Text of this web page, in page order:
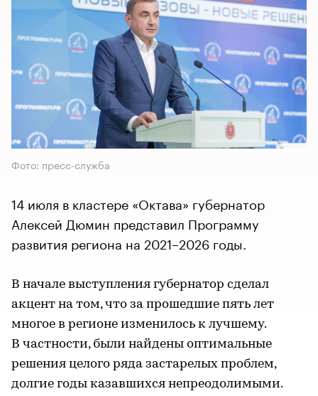
Фото: пресс-служба
14 июля в кластере «Октава» губернатор
Алексей Дюмин представил Программу
развития региона на 2021–2026 годы.
В начале выступления губернатор сделал
акцент на том, что за прошедшие пять лет
многое в регионе изменилось к лучшему.
В частности, были найдены оптимальные
решения целого ряда застарелых проблем,
долгие годы казавшихся непреодолимыми.